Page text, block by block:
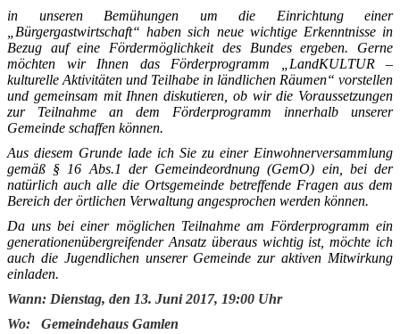
in unseren Bemühungen um die Einrichtung einer
„Bürgergastwirtschaft“ haben sich neue wichtige Erkenntnisse in
Bezug auf eine Fördermöglichkeit des Bundes ergeben. Gerne
möchten wir Ihnen das Förderprogramm „LandKULTUR –
kulturelle Aktivitäten und Teilhabe in ländlichen Räumen“ vorstellen
und gemeinsam mit Ihnen diskutieren, ob wir die Voraussetzungen
zur Teilnahme an dem Förderprogramm innerhalb unserer
Gemeinde schaffen können.
Aus diesem Grunde lade ich Sie zu einer Einwohnerversammlung
gemäß § 16 Abs.1 der Gemeindeordnung (GemO) ein, bei der
natürlich auch alle die Ortsgemeinde betreffende Fragen aus dem
Bereich der örtlichen Verwaltung angesprochen werden können.
Da uns bei einer möglichen Teilnahme am Förderprogramm ein
generationenübergreifender Ansatz überaus wichtig ist, möchte ich
auch die Jugendlichen unserer Gemeinde zur aktiven Mitwirkung
einladen.
Wann: Dienstag, den 13. Juni 2017, 19:00 Uhr
Wo: Gemeindehaus Gamlen